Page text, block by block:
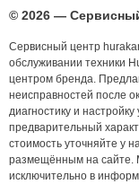
© 2026 —
Сервисный центр
обслуживании техники
центром бренда.
неисправностей после
диагностику и
предварительный
стоимость уточняйте у
размещённым на сайте.
исключительно в